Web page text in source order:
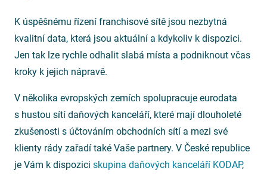
K úspěšnému řízení franchisové sítě jsou nezbytná
kvalitní data, která jsou aktuální a kdykoliv k dispozici.
Jen tak lze rychle odhalit slabá místa a podniknout včas
kroky k jejich nápravě.
V několika evropských zemích spolupracuje eurodata
s hustou sítí daňových kanceláří, které mají dlouholeté
zkušenosti s účtováním obchodních sítí a mezi své
klienty rády zařadí také Vaše partnery. V České republice
je Vám k dispozici skupina daňových kanceláří KODAP,